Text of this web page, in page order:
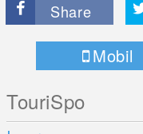
Share
Mobil
TouriSpo